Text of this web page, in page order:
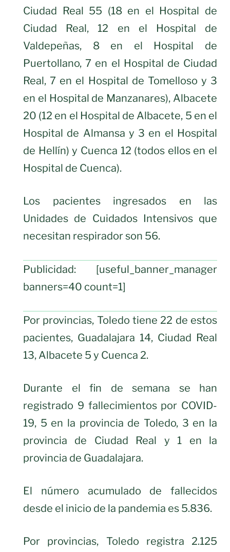
Ciudad Real 55 (18 en el Hospital de
Ciudad Real, 12 en el Hospital de
Valdepeñas, 8 en el Hospital de
Puertollano, 7 en el Hospital de Ciudad
Real, 7 en el Hospital de Tomelloso y 3
en el Hospital de Manzanares), Albacete
20 (12 en el Hospital de Albacete, 5 en el
Hospital de Almansa y 3 en el Hospital
de Hellín) y Cuenca 12 (todos ellos en el
Hospital de Cuenca).
Los pacientes ingresados en las
Unidades de Cuidados Intensivos que
necesitan respirador son 56.
Publicidad: [useful_banner_manager
banners=40 count=1]
Por provincias, Toledo tiene 22 de estos
pacientes, Guadalajara 14, Ciudad Real
13, Albacete 5 y Cuenca 2.
Durante el fin de semana se han
registrado 9 fallecimientos por COVID-
19, 5 en la provincia de Toledo, 3 en la
provincia de Ciudad Real y 1 en la
provincia de Guadalajara.
El número acumulado de fallecidos
desde el inicio de la pandemia es 5.836.
Por provincias, Toledo registra 2.125